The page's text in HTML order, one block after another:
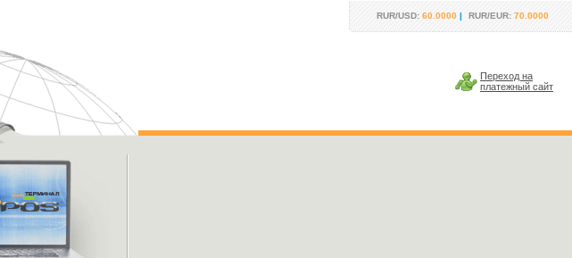
RUR/USD: 60.0000 | RUR/EUR: 70.0000
Переход на
платежный сайт